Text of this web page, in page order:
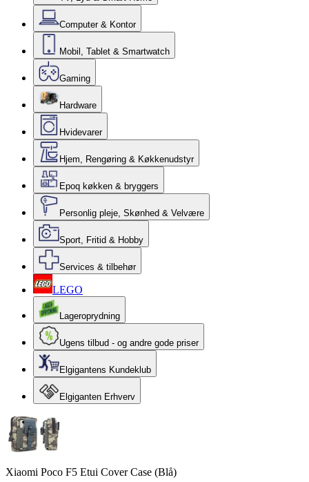
Computer & Kontor
Mobil, Tablet & Smartwatch
Gaming
Hardware
Hvidevarer
Hjem, Rengøring & Køkkenudstyr
Epoq køkken & bryggers
Personlig pleje, Skønhed & Velvære
Sport, Fritid & Hobby
Services & tilbehør
LEGO
Lageroprydning
Ugens tilbud - og andre gode priser
Elgigantens Kundeklub
Elgiganten Erhverv
Xiaomi Poco F5 Etui Cover Case (Blå)